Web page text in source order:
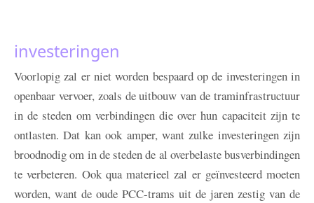
investeringen
Voorlopig zal er niet worden bespaard op de investeringen in
openbaar vervoer, zoals de uitbouw van de traminfrastructuur
in de steden om verbindingen die over hun capaciteit zijn te
ontlasten. Dat kan ook amper, want zulke investeringen zijn
broodnodig om in de steden de al overbelaste busverbindingen
te verbeteren. Ook qua materieel zal er geïnvesteerd moeten
worden, want de oude PCC-trams uit de jaren zestig van de